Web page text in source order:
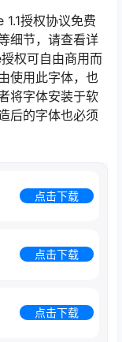
授权协议免费
细节，请查看详
权可自由商用而
使用此字体，也
将字体安装于软
后的字体也必须
点击下载
点击下载
点击下载